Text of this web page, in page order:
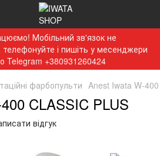
Мобільний зв'язок не
телефонуйте і пишіть у месенджери
Telegram +380931260424
фарбопульти Anest Iwata W-
CLASSIC PLUS
відгук